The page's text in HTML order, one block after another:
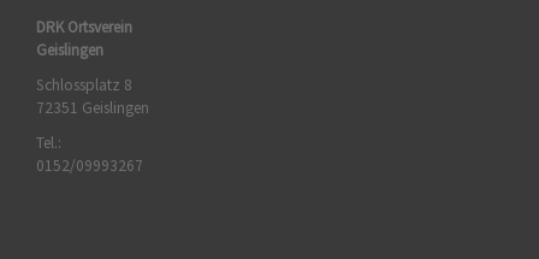
DRK Ortsverein
Geislingen
Schlossplatz 8
72351 Geislingen
Tel.:
0152/09993267